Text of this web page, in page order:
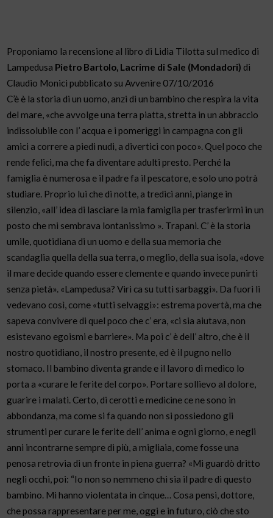
Proponiamo la recensione al libro di Lidia Tilotta sul medico di
Lampedusa Pietro Bartolo, Lacrime di Sale (Mondadori) di
Claudio Monici pubblicato su Avvenire 07/10/2016
C’è è la storia di un uomo, anzi di un bambino che respira la vita
del mare, «che avvolge una terra piatta, stretta in un abbraccio
indissolubile con l’ acqua e i pomeriggi in campagna con gli
amici a correre a piedi nudi, a divertici con poco». Quel poco che
rende felici, ma che fa diventare adulti presto. Perché la
famiglia è numerosa e il padre fa il pescatore, e solo uno potrà
studiare. Proprio lui che di notte, a tredici anni, piange in
silenzio, «all’ idea di lasciare la mia famiglia per trasferirmi in un
posto che mi sembrava lontanissimo ». Trapani. C’ è la storia
umile, quotidiana di un uomo e della sua memoria che
scandaglia quella della sua terra, o meglio, della sua isola, «dove
il mare decide quando essere clemente e quando invece punirti
senza pietà». «Lampedusa? Viri ca su tutti sarbaggi». Da fuori li
vedevano così, come «tutti selvaggi»: estrema povertà, ma che
sapeva convivere di quel poco che c’ era, «ci sia aiutava, non
esistevano egoismi e barriere». Ma poi c’ è dell’ altro, che è il
nostro quotidiano, il nostro presente, ed è il pugno nello
stomaco. Il bambino diventa grande e il lavoro di medico lo
porta a «curare le ferite del corpo». Portare sollievo al dolore,
guarire i malati. Certo, di cerotti e medicine ce ne sono in
abbondanza, ma come si fa quando non si possiedono gli
strumenti per curare le ferite dell’ anima e ogni giorno, e negli
anni incontrarne sempre di più, a migliaia, come fosse una
penosa retrovia di un fronte in piena guerra? «Mi guardò dritto
negli occhi, poi: “Io non so nemmeno chi sia il padre di questo
bambino. Mi hanno violentata in cinque… Cosa pensi, dottore,
che possa rappresentare per me, oggi e in futuro, ciò che sto